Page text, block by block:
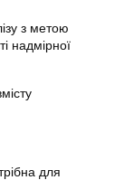
з метою
надмірної
для